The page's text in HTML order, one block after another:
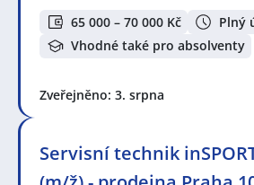
65 000 – 70 000 Kč
Plný
Vhodné také pro absolventy
Zveřejněno: 3. srpna
Servisní technik